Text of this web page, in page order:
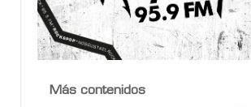
Más contenidos